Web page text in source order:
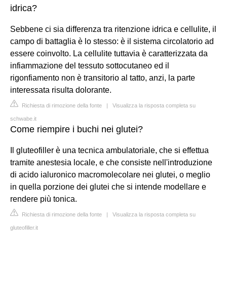
idrica?
Sebbene ci sia differenza tra ritenzione idrica e cellulite, il
campo di battaglia è lo stesso: è il sistema circolatorio ad
essere coinvolto. La cellulite tuttavia è caratterizzata da
infiammazione del tessuto sottocutaneo ed il
rigonfiamento non è transitorio al tatto, anzi, la parte
interessata risulta dolorante.
Richiesta di rimozione della fonte | Visualizza la risposta completa su
schwabe.it
Come riempire i buchi nei glutei?
Il gluteofiller è una tecnica ambulatoriale, che si effettua
tramite anestesia locale, e che consiste nell'introduzione
di acido ialuronico macromolecolare nei glutei, o meglio
in quella porzione dei glutei che si intende modellare e
rendere più tonica.
Richiesta di rimozione della fonte | Visualizza la risposta completa su
gluteofiller.it